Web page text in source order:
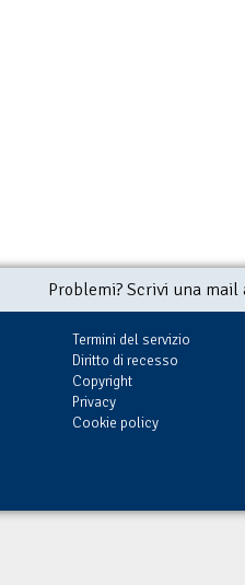
Problemi? Scrivi una
Termini del servizio
Diritto di recesso
Copyright
Privacy
Cookie policy